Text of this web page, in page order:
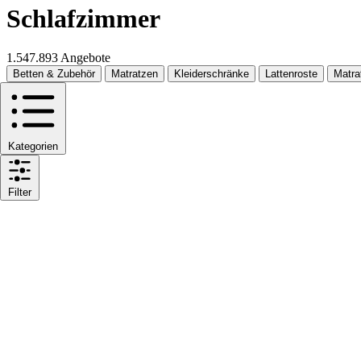
Schlafzimmer
1.547.893 Angebote
Betten & Zubehör Matratzen Kleiderschränke Lattenroste
Kategorien
Filter